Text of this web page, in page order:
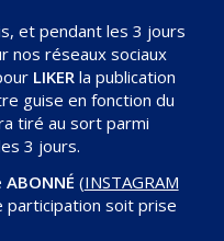
et pendant les 3 jours
nos réseaux sociaux
LIKER la publication
guise en fonction du
tiré au sort parmi
3 jours.
ABONNÉ (INSTAGRAM
participation soit prise